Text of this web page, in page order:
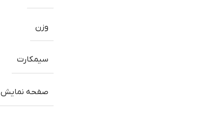
وزن
سیمکارت
صفحه نمایش